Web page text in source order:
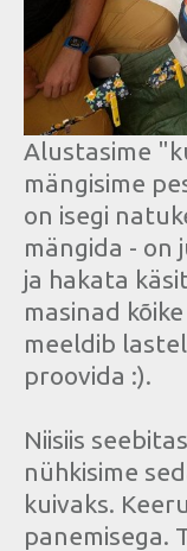
Alustasime
mängisime
on isegi
mängida - on
ja hakata
masinad
meeldib
proovida :).
Niisiis
nühkisime
kuivaks.
panemisega.